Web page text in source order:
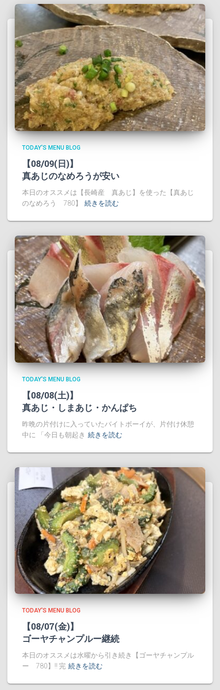
TODAY'S MENU BLOG
【08/09(日)】
真あじのなめろうが安い
本日のオススメは【長崎産 真あじ】を使った【真あじ
のなめろう 780】
続きを読む
TODAY'S MENU BLOG
【08/08(土)】
真あじ・しまあじ・かんぱち
昨晩の片付けに入っていたバイトボーイが、片付け休憩
中に 「今日も朝起き 続きを読む
TODAY'S MENU BLOG
【08/07(金)】
ゴーヤチャンプルー継続
本日のオススメは水曜から引き続き【ゴーヤチャンプル
ー 780】!! 完 続きを読む